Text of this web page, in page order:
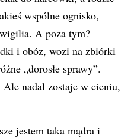
wspólne ognisko,
A poza tym?
i obóz, wozi na zbiórki
„dorosłe sprawy”.
nadal zostaje w cieniu,
jestem taka mądra i